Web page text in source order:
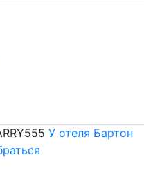
У отеля Бартон